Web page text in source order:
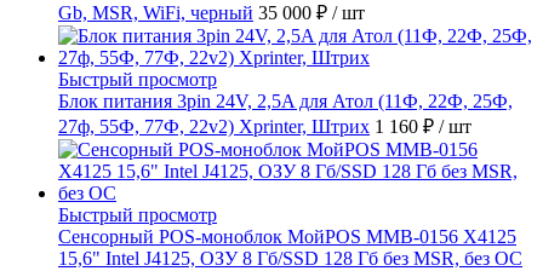
Gb, MSR, WiFi, черный 35 000 ₽ / шт
Быстрый просмотр
Блок питания 3pin 24V, 2,5A для Атол (11Ф, 22Ф, 25Ф,
27ф, 55Ф, 77Ф, 22v2) Xprinter, Штрих 1 160 ₽ / шт
Быстрый просмотр
Сенсорный POS-моноблок МойPOS MMB-0156 X4125
15,6" Intel J4125, ОЗУ 8 Гб/SSD 128 Гб без MSR, без ОС